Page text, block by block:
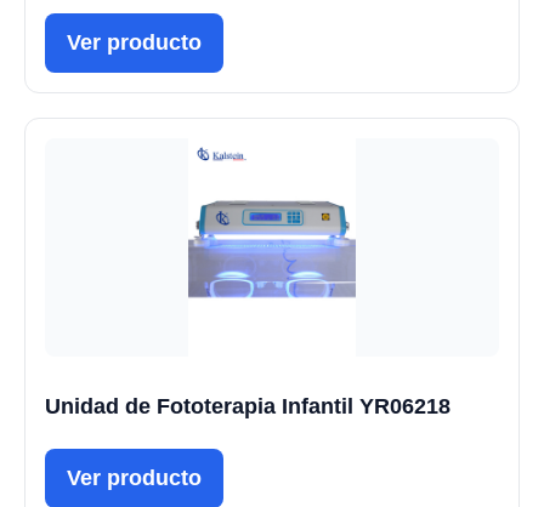
Ver producto
Unidad de Fototerapia Infantil YR06218
Ver producto